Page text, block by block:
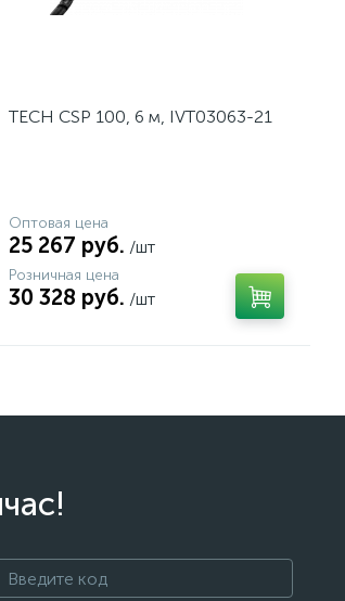
TECH CSP 100, 6 м, IVT03063-21
Оптовая цена
25 267 руб. /шт
Розничная цена
30 328 руб. /шт